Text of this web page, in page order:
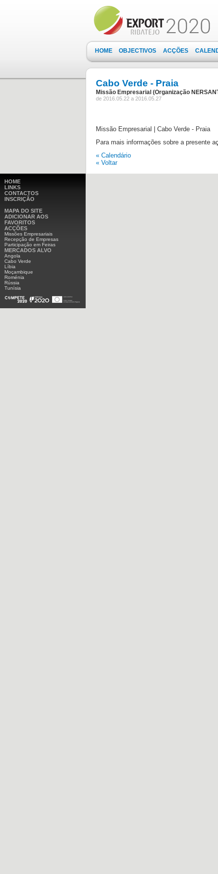
HOME OBJECTIVOS ACÇÕES
Cabo Verde - Praia
Missão Empresarial (Organização
de 2016.05.22 a 2016.05.27
Missão Empresarial | Cabo Verde - Praia
Para mais informações sobre a presente
« Calendário
« Voltar
HOME
LINKS
CONTACTOS
INSCRIÇÃO
MAPA DO SITE
ADICIONAR AOS
FAVORITOS
ACÇÕES
Missões Empresariais
Recepção de Empresas
Participação em Feiras
MERCADOS ALVO
Angola
Cabo Verde
Líbia
Moçambique
Roménia
Rússia
Tunísia